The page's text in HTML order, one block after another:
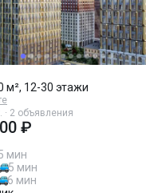
м², 12-30 этажи
· 2 объявления
₽
мин
5 мин
6 мин